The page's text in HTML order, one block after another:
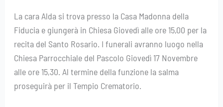
La cara Alda si trova presso la Casa Madonna della
Fiducia e giungerà in Chiesa Giovedì alle ore 15,00 per la
recita del Santo Rosario. I funerali avranno luogo nella
Chiesa Parrocchiale del Pascolo Giovedì 17 Novembre
alle ore 15,30. Al termine della funzione la salma
proseguirà per il Tempio Crematorio.